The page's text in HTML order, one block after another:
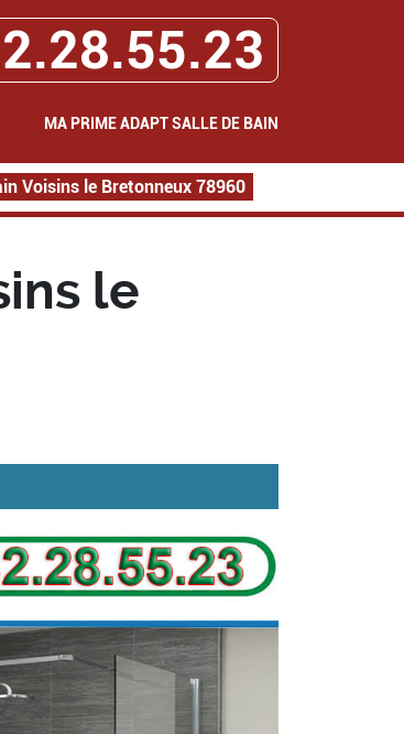
MA PRIME ADAPT SALLE DE BAIN
Voisins le Bretonneux 78960
le